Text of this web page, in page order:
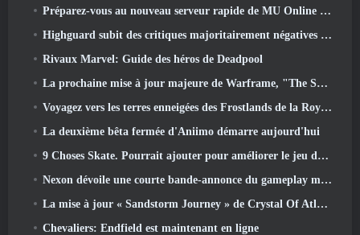
Préparez-vous au nouveau serveur rapide de MU Online pendant le pré-événement
Highguard subit des critiques majoritairement négatives après son lancement
Rivaux Marvel: Guide des héros de Deadpool
La prochaine mise à jour majeure de Warframe, "The Shadowgrapher" arrivera en mars
Voyagez vers les terres enneigées des Frostlands de la Roya dans la prochaine version de Wuthering Waves 3.1
La deuxième bêta fermée d'Aniimo démarre aujourd'hui
9 Choses Skate. Pourrait ajouter pour améliorer le jeu dans 2026
Nexon dévoile une courte bande-annonce du gameplay mondial de MapleStory Classic
La mise à jour « Sandstorm Journey » de Crystal Of Atlan augmente le niveau maximum à 70
Chevaliers: Endfield est maintenant en ligne